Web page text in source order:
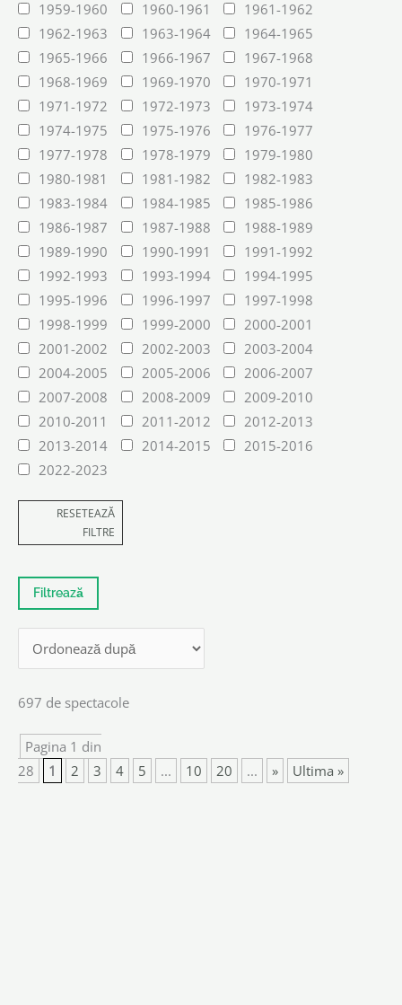
1959-1960
1960-1961
1961-1962
1962-1963
1963-1964
1964-1965
1965-1966
1966-1967
1967-1968
1968-1969
1969-1970
1970-1971
1971-1972
1972-1973
1973-1974
1974-1975
1975-1976
1976-1977
1977-1978
1978-1979
1979-1980
1980-1981
1981-1982
1982-1983
1983-1984
1984-1985
1985-1986
1986-1987
1987-1988
1988-1989
1989-1990
1990-1991
1991-1992
1992-1993
1993-1994
1994-1995
1995-1996
1996-1997
1997-1998
1998-1999
1999-2000
2000-2001
2001-2002
2002-2003
2003-2004
2004-2005
2005-2006
2006-2007
2007-2008
2008-2009
2009-2010
2010-2011
2011-2012
2012-2013
2013-2014
2014-2015
2015-2016
2022-2023
RESETEAZĂ
FILTRE
697 de spectacole
Pagina 1 din
28
1 2 3 4 5 ... 10 20 ... » Ultima »